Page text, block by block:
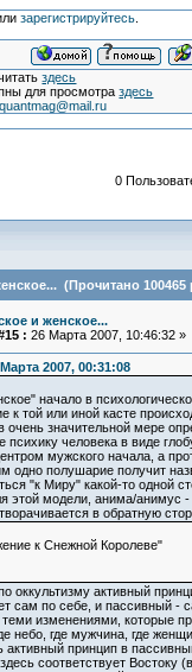
зарегистрируйтесь.
здесь
для просмотраздесь
quantmag@mail.ru
0
(Прочитано 100465
и женское...
: 26 Марта 2007, 10:46:32 »
2007, 00:31:08
начало в
к той или иной касте
значительной мере
человека в виде
мужского начала, а
одно полушарие получит
"к Миру" какой-то одной
этой модели, анима/анимус
в обратную
к Снежной Королеве"
оккультизму активный
сам по себе, и пассивный -
теми изменениями, которые
небо, где мужчина, где
активный принцип в
соответствует